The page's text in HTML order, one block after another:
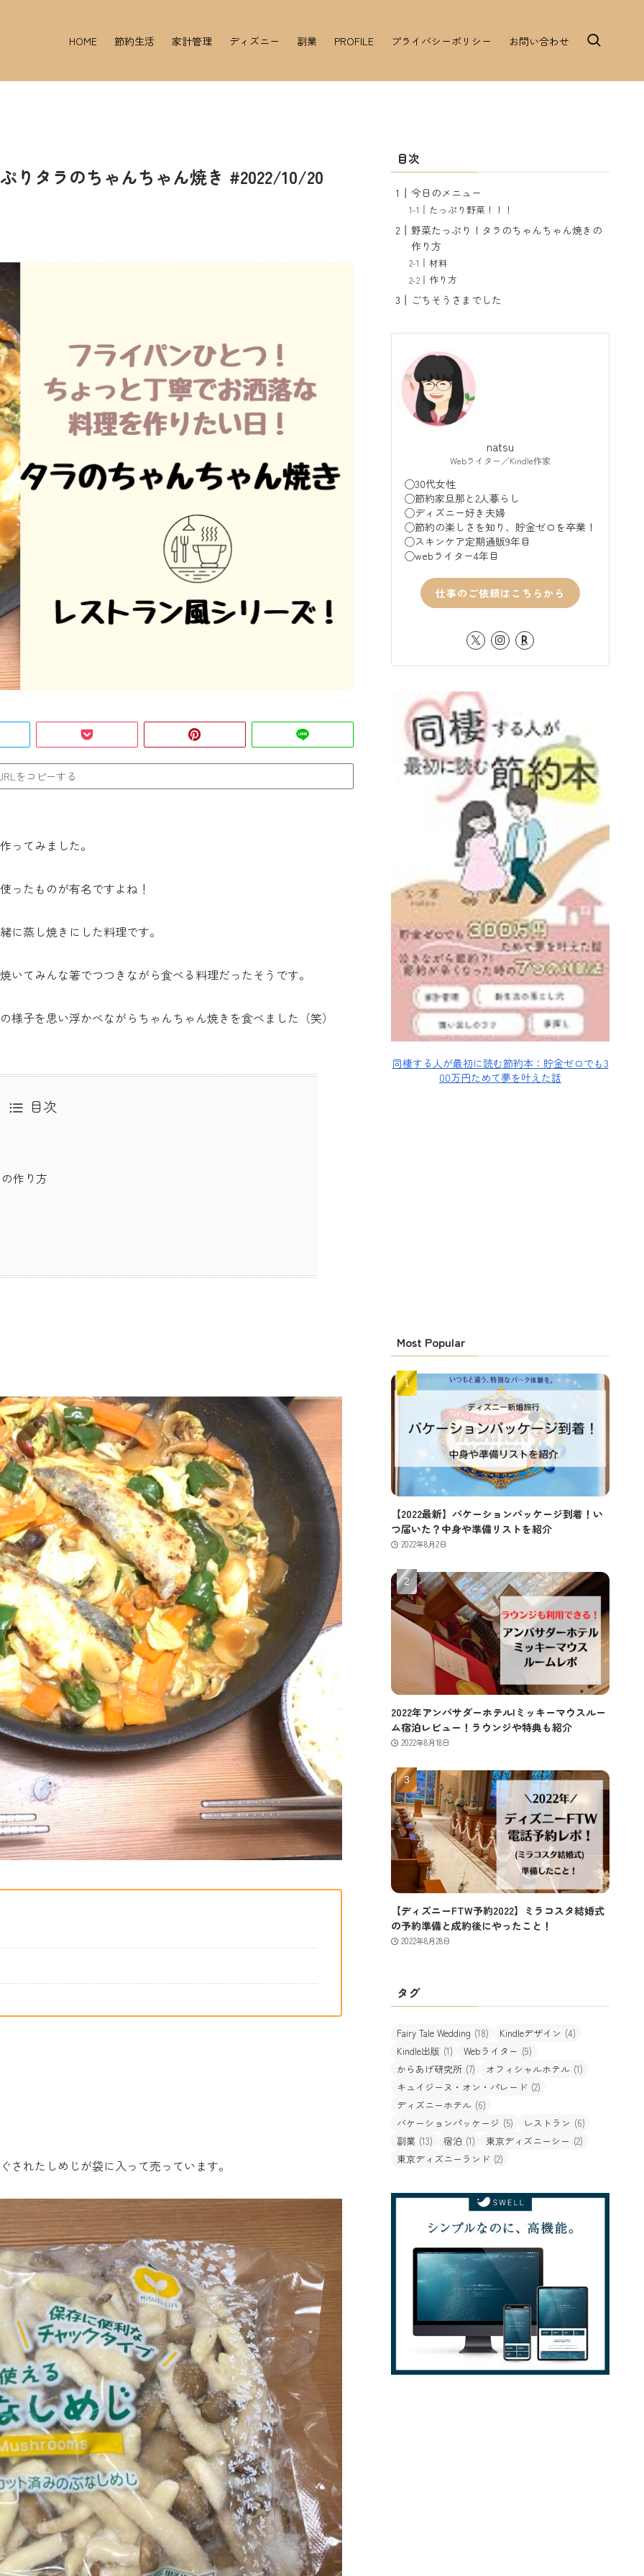
HOME 節約生活 家計管理 ディズニー 副業 PROFILE プライバシーポリシー お問い合わせ
りタラのちゃんちゃん焼き #2022/10/20
をコピーする
ってみました。
ったものが有名ですよね！
に蒸し焼きにした料理です。
てみんな箸でつつきながら食べる料理だったそうです。
子を思い浮かべながらちゃんちゃん焼きを食べました（笑）
目次
作り方
れたしめじが袋に入って売っています。
目次
今日のメニュー
たっぷり野菜！！！
野菜たっぷり！タラのちゃんちゃん焼きの
作り方
材料
作り方
ごちそうさまでした
natsu
Webライター／Kindle作家
◯30代女性
◯節約家旦那と2人暮らし
◯ディズニー好き夫婦
◯節約の楽しさを知り、貯金ゼロを卒業！
◯スキンケア定期通販9年目
◯webライター4年目
仕事のご依頼はこちらから
同棲する人が最初に読む節約本：貯金ゼロでも3
00万円ためて夢を叶えた話
Most Popular
【2022最新】バケーションパッケージ到着！い
つ届いた？中身や準備リストを紹介
2022年8月2日
2022年アンバサダーホテル|ミッキーマウスルー
ム宿泊レビュー！ラウンジや特典も紹介
2022年8月18日
【ディズニーFTW予約2022】ミラコスタ結婚式
の予約準備と成約後にやったこと！
2022年8月28日
タグ
Fairy Tale Wedding (18) Kindleデザイン (4)
Kindle出版 (1) Webライター (9)
からあげ研究所 (7) オフィシャルホテル (1)
キュイジーヌ・オン・パレード (2)
ディズニーホテル (6)
バケーションパッケージ (5) レストラン (6)
副業 (13) 宿泊 (1) 東京ディズニーシー (2)
東京ディズニーランド (2)